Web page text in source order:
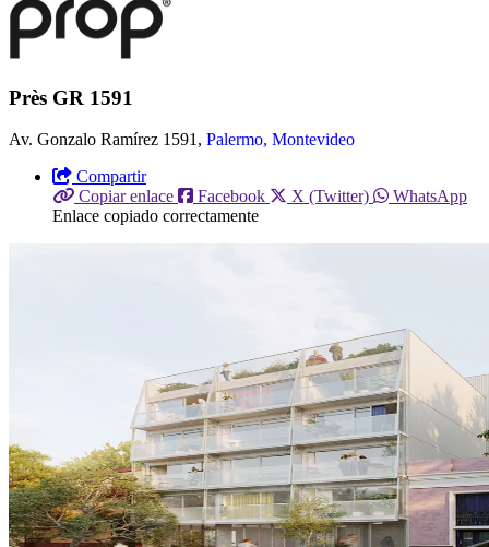
Près GR 1591
Av. Gonzalo Ramírez 1591, Palermo, Montevideo
Compartir
Copiar enlace
Facebook X (Twitter)
WhatsApp
Enlace copiado correctamente